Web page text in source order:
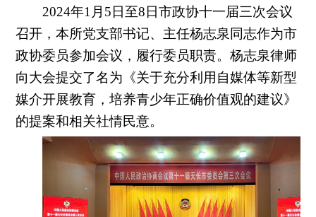
2024年1月5日至8日市政协十一届三次会议
召开，本所党支部书记、主任杨志泉同志作为市
政协委员参加会议，履行委员职责。杨志泉律师
向大会提交了名为《关于充分利用自媒体等新型
媒介开展教育，培养青少年正确价值观的建议》
的提案和相关社情民意。